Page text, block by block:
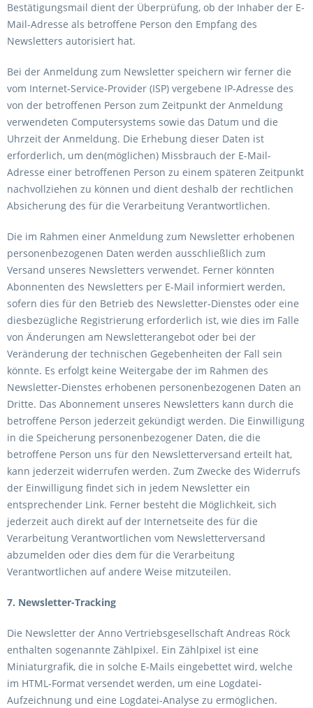
Bestätigungsmail dient der Überprüfung, ob der Inhaber der E-
Mail-Adresse als betroffene Person den Empfang des
Newsletters autorisiert hat.
Bei der Anmeldung zum Newsletter speichern wir ferner die
vom Internet-Service-Provider (ISP) vergebene IP-Adresse des
von der betroffenen Person zum Zeitpunkt der Anmeldung
verwendeten Computersystems sowie das Datum und die
Uhrzeit der Anmeldung. Die Erhebung dieser Daten ist
erforderlich, um den(möglichen) Missbrauch der E-Mail-
Adresse einer betroffenen Person zu einem späteren Zeitpunkt
nachvollziehen zu können und dient deshalb der rechtlichen
Absicherung des für die Verarbeitung Verantwortlichen.
Die im Rahmen einer Anmeldung zum Newsletter erhobenen
personenbezogenen Daten werden ausschließlich zum
Versand unseres Newsletters verwendet. Ferner könnten
Abonnenten des Newsletters per E-Mail informiert werden,
sofern dies für den Betrieb des Newsletter-Dienstes oder eine
diesbezügliche Registrierung erforderlich ist, wie dies im Falle
von Änderungen am Newsletterangebot oder bei der
Veränderung der technischen Gegebenheiten der Fall sein
könnte. Es erfolgt keine Weitergabe der im Rahmen des
Newsletter-Dienstes erhobenen personenbezogenen Daten an
Dritte. Das Abonnement unseres Newsletters kann durch die
betroffene Person jederzeit gekündigt werden. Die Einwilligung
in die Speicherung personenbezogener Daten, die die
betroffene Person uns für den Newsletterversand erteilt hat,
kann jederzeit widerrufen werden. Zum Zwecke des Widerrufs
der Einwilligung findet sich in jedem Newsletter ein
entsprechender Link. Ferner besteht die Möglichkeit, sich
jederzeit auch direkt auf der Internetseite des für die
Verarbeitung Verantwortlichen vom Newsletterversand
abzumelden oder dies dem für die Verarbeitung
Verantwortlichen auf andere Weise mitzuteilen.
7. Newsletter-Tracking
Die Newsletter der Anno Vertriebsgesellschaft Andreas Röck
enthalten sogenannte Zählpixel. Ein Zählpixel ist eine
Miniaturgrafik, die in solche E-Mails eingebettet wird, welche
im HTML-Format versendet werden, um eine Logdatei-
Aufzeichnung und eine Logdatei-Analyse zu ermöglichen.